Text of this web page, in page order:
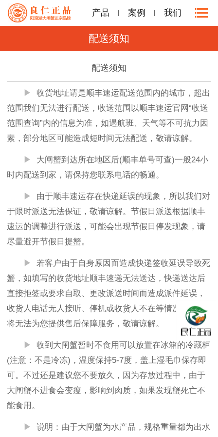
产品 案例 我们
配送须知
配送须知
▶
收货地址请是顺丰速运配送范围内的城市，超出
范围我们无法进行配送，收送范围以顺丰速运官网“收送
范围查询”内的信息为准，如遇航班、天气等不可抗力因
素，部分地区可能造成短时间无法配送，敬请谅解。
▶
大闸蟹到达所在地区后(顺丰单号可查)一般24小
时内配送到家，请保持您联系电话的畅通。
▶
由于顺丰速运存在快递延误的现象，所以我们对
于限时派送无法保证，敬请谅解。节假日派送根据顺丰
速运的调整进行派送，可能会出现节假日停发现象，请
尽量避开节假日提蟹。
▶
若客户由于自身原因而造成快递签收延误导致死
蟹，如填写的收货地址顺丰速递无法送达，快递送达后
直接拒签或要求自取、更改派送时间而造成派件延误，
收货人电话无人接听、停机或收货人不在等情况，我们
将无法为您提供售后保障服务，敬请谅解。
▶
收到大闸蟹暂时不食用可以放置在冰箱的冷藏柜
(注意：不是冷冻)，温度保持5-7度，盖上湿毛巾保存即
可。不过还是建议您不要放久，因为存放过程中，由于
大闸蟹不进食会变瘦，影响到肉质，如果发现蟹死亡不
能食用。
▶ 说明：由于大闸蟹为水产品，规格重量都为出水